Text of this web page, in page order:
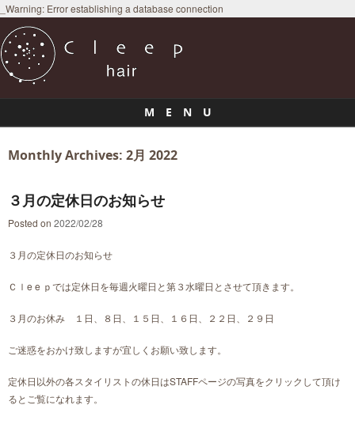
_Warning: Error establishing a database connection
M E N U
Monthly Archives: 2月 2022
３月の定休日のお知らせ
Posted on 2022/02/28
３月の定休日のお知らせ
Ｃｌe e ｐでは定休日を毎週火曜日と第３水曜日とさせて頂きます。
３月のお休み １日、８日、１５日、１６日、２２日、２９日
ご迷惑をおかけ致しますが宜しくお願い致します。
定休日以外の各スタイリストの休日はSTAFFページの写真をクリックして頂け
るとご覧になれます。